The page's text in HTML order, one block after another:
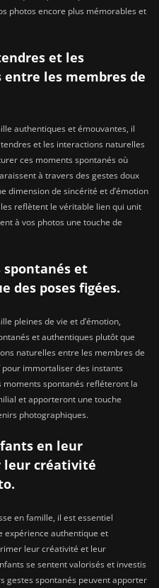
photos encore plus mémorables et
et les
les membres de
authentiques et émouvantes, il
et les interactions naturelles
ces moments spontanés où
à travers des gestes doux
dimension de sincérité et d’émotion
reflètent le véritable lien qui unit
à vos photos une touche de
spontanés et
des poses figées.
pleines de vie et d’émotion,
et authentiques plutôt que
naturelles entre les membres de
immortaliser des instants
spontanés refléteront la
et apporteront une touche
photographiques.
en leur
leur créativité
en famille, il est essentiel
expérience authentique et
leur créativité et leur
se sentent valorisés et investis
gestes spontanés peuvent apporter